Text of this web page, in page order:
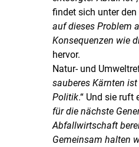
findet sich unter
auf dieses Problem
Konsequenzen wie
hervor.
Natur- und
sauberes Kärnten
Politik.“ Und sie ruft
für die nächste
Abfallwirtschaft
Gemeinsam halten